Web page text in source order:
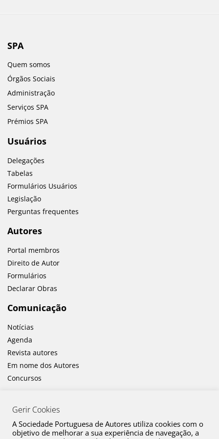
SPA
Quem somos
Órgãos Sociais
Administração
Serviços SPA
Prémios SPA
Usuários
Delegações
Tabelas
Formulários Usuários
Legislação
Perguntas frequentes
Autores
Portal membros
Direito de Autor
Formulários
Declarar Obras
Comunicação
Notícias
Agenda
Revista autores
Em nome dos Autores
Concursos
Gerir Cookies
A Sociedade Portuguesa de Autores utiliza cookies com o
objetivo de melhorar a sua experiência de navegação, a